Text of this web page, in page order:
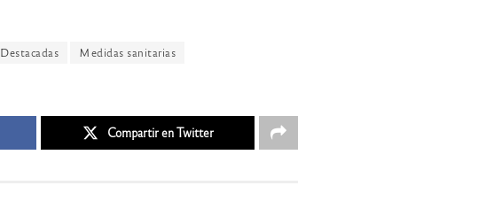
Destacadas Medidas sanitarias
Compartir en Twitter